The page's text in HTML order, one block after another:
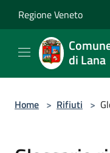
Regione Veneto
di Lana
Home > Rifiuti >